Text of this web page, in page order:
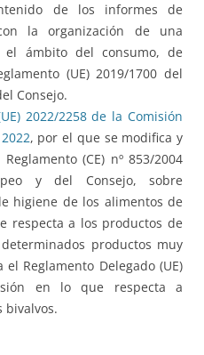
de los informes de
la organización de una
el ámbito del consumo, de
(UE) 2019/1700 del
Consejo.
2022/2258 de la Comisión
, por el que se modifica y
(CE) nº 853/2004
y del Consejo, sobre
higiene de los alimentos de
respecta a los productos de
productos muy
Reglamento Delegado (UE)
en lo que respecta a
bivalvos.